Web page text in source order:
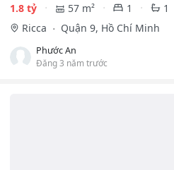
1.8 tỷ
57 m² 1
1
Ricca
Quận 9, Hồ Chí Minh
Phước An
Đăng 3 năm trước